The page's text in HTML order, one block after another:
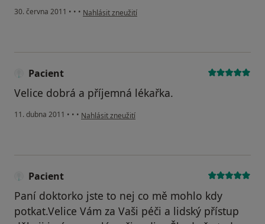
30. června 2011 • • • podle názoru uživatele Pacient
Nahlásit zneužití
Pacient
Velice dobrá a příjemná lékařka.
11. dubna 2011 • • • podle názoru uživatele Pacient
Nahlásit zneužití
Pacient
Paní doktorko jste to nej co mě mohlo kdy
potkat.Velice Vám za Vaši péči a lidský přístup